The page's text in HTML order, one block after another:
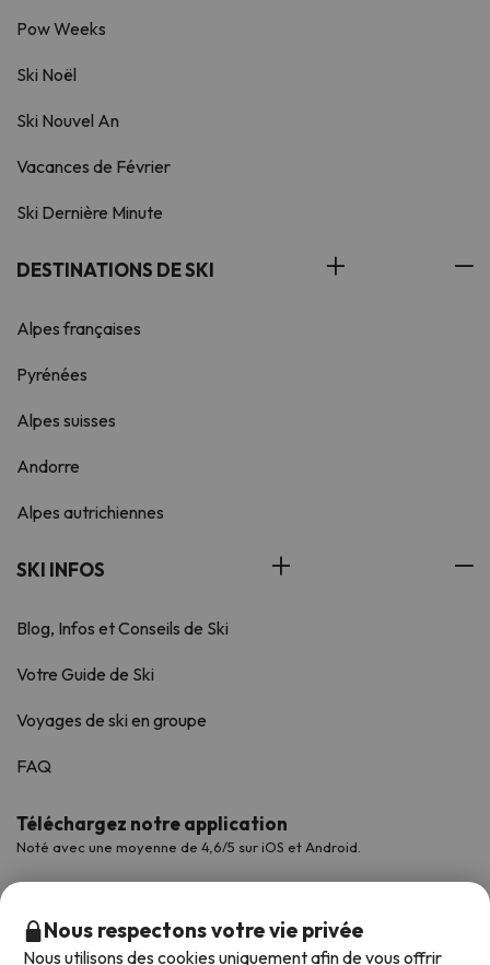
Pow Weeks
Ski Noël
Ski Nouvel An
Vacances de Février
Ski Dernière Minute
DESTINATIONS DE SKI
Alpes françaises
Pyrénées
Alpes suisses
Andorre
Alpes autrichiennes
SKI INFOS
Blog, Infos et Conseils de Ski
Votre Guide de Ski
Voyages de ski en groupe
FAQ
Téléchargez notre application
Noté avec une moyenne de 4,6/5 sur iOS et Android.
Nous respectons votre vie privée
Nous utilisons des cookies uniquement afin de vous offrir